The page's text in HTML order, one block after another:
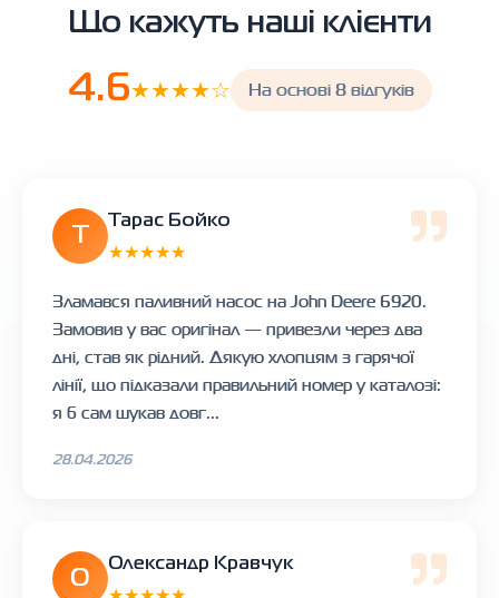
Що кажуть наші клієнти
4.6★★★★☆ На основі 8 відгуків
Тарас Бойко
★★★★★
Зламався паливний насос на John Deere 6920.
Замовив у вас оригінал — привезли через два
дні, став як рідний. Дякую хлопцям з гарячої
лінії, що підказали правильний номер у каталозі:
я б сам шукав довг...
28.04.2026
О
Олександр Кравчук